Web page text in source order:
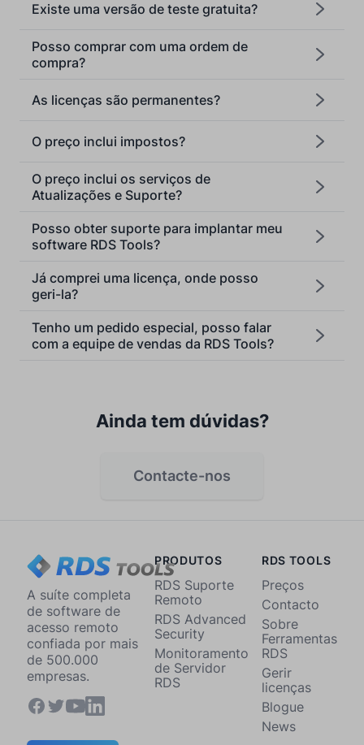
Existe uma versão de teste gratuita?
Posso comprar com uma ordem de
compra?
[email protected]
As licenças são permanentes?
O preço inclui impostos?
O preço inclui os serviços de
Atualizações e Suporte?
Posso obter suporte para implantar meu
software RDS Tools?
Já comprei uma licença, onde posso
geri-la?
Tenho um pedido especial, posso falar
com a equipe de vendas da RDS Tools?
Ainda tem dúvidas?
Contacte-nos
A suíte completa
de software de
acesso remoto
confiada por mais
de 500.000
empresas.
PRODUTOS
RDS Suporte
Remoto
RDS Advanced
Security
Monitoramento
de Servidor
RDS
RDS TOOLS
Preços
Contacto
Sobre
Ferramentas
RDS
Gerir
licenças
Blogue
News